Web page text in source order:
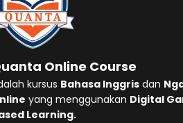
Online Course
kursus Bahasa Inggris dan
yang menggunakan Digital
Learning.